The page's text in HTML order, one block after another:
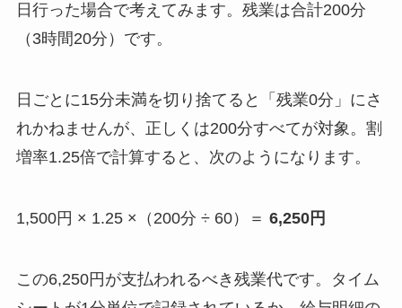
日行った場合で考えてみます。残業は合計200分
（3時間20分）です。
日ごとに15分未満を切り捨てると「残業0分」にさ
れかねませんが、正しくは200分すべてが対象。割
増率1.25倍で計算すると、次のようになります。
1,500円 × 1.25 ×（200分 ÷ 60）＝ 6,250円
この6,250円が支払われるべき残業代です。タイム